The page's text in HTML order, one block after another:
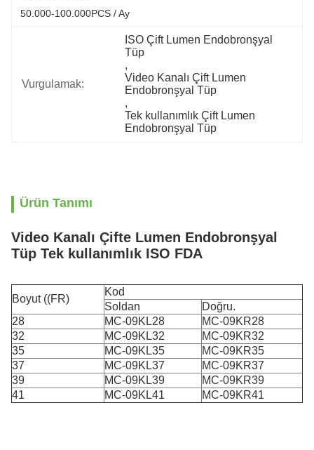
50.000-100.000PCS / Ay
Vurgulamak:
ISO Çift Lumen Endobronşyal
Tüp
,
Video Kanalı Çift Lumen
Endobronşyal Tüp
,
Tek kullanımlık Çift Lumen
Endobronşyal Tüp
Ürün Tanımı
Video Kanalı Çifte Lumen Endobronşyal
Tüp Tek kullanımlık ISO FDA
Boyut ((FR)
Kod
Soldan
Doğru.
28
MC-09KL28
MC-09KR28
32
MC-09KL32
MC-09KR32
35
MC-09KL35
MC-09KR35
37
MC-09KL37
MC-09KR37
39
MC-09KL39
MC-09KR39
41
MC-09KL41 MC-09KR41